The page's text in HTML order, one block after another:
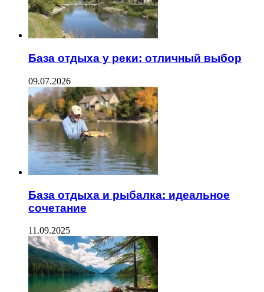
База отдыха у реки: отличный выбор
09.07.2026
База отдыха и рыбалка: идеальное
сочетание
11.09.2025